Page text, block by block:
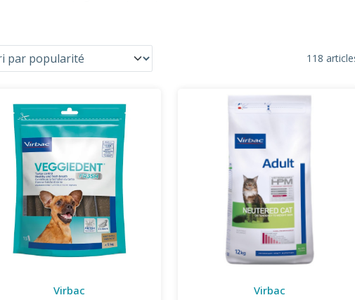
118
Virbac Virbac